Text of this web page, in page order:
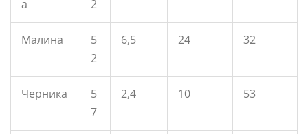
а
2
Малина
5
2
6,5 24 32
Черника
5
7
2,4 10 53